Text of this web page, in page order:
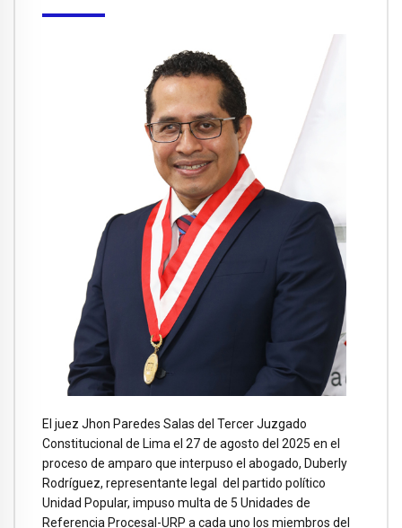
El juez Jhon Paredes Salas del Tercer Juzgado
Constitucional de Lima el 27 de agosto del 2025 en el
proceso de amparo que interpuso el abogado, Duberly
Rodríguez, representante legal del partido político
Unidad Popular, impuso multa de 5 Unidades de
Referencia Procesal-URP a cada uno los miembros del